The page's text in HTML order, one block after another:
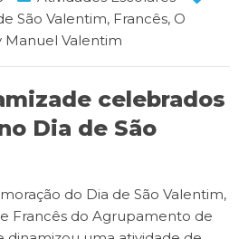
São Valentim, Francês, O
Manuel Valentim
celebrados
Dia de São
do Dia de São Valentim,
Francês do Agrupamento de